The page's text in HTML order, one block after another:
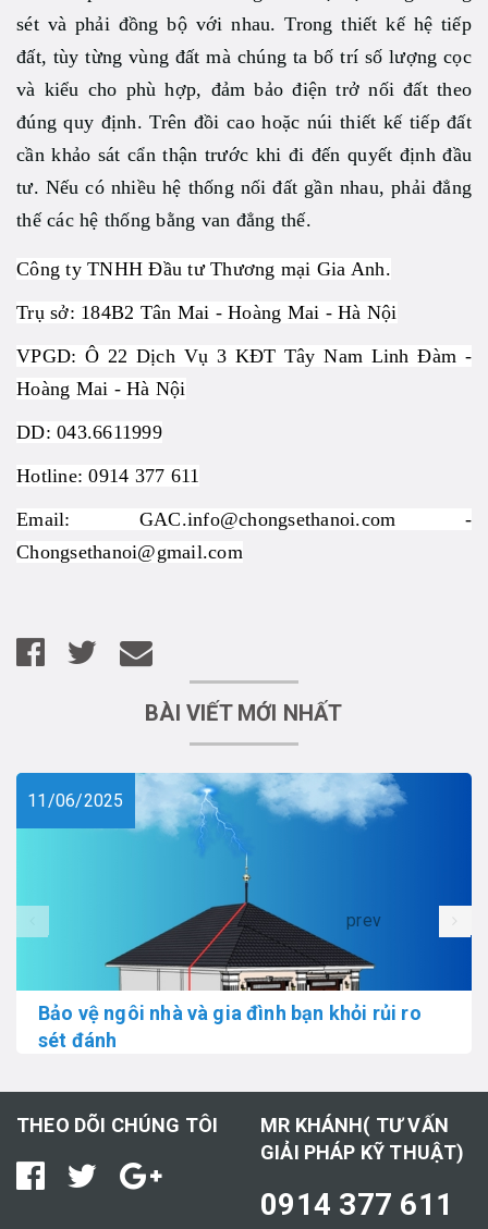
sét và phải đồng bộ với nhau. Trong thiết kế hệ tiếp
đất, tùy từng vùng đất mà chúng ta bố trí số lượng cọc
và kiểu cho phù hợp, đảm bảo điện trở nối đất theo
đúng quy định. Trên đồi cao hoặc núi thiết kế tiếp đất
cần khảo sát cẩn thận trước khi đi đến quyết định đầu
tư. Nếu có nhiều hệ thống nối đất gần nhau, phải đẳng
thế các hệ thống bằng van đẳng thế.
Công ty TNHH Đầu tư Thương mại Gia Anh.
Trụ sở: 184B2 Tân Mai - Hoàng Mai - Hà Nội
VPGD: Ô 22 Dịch Vụ 3 KĐT Tây Nam Linh Đàm -
Hoàng Mai - Hà Nội
DD: 043.6611999
Hotline: 0914 377 611
Email: GAC.info@chongsethanoi.com -
Chongsethanoi@gmail.com
BÀI VIẾT MỚI NHẤT
11/06/2025
Bảo vệ ngôi nhà và gia đình bạn khỏi rủi ro
sét đánh
prev
THEO DÕI CHÚNG TÔI
MR KHÁNH( TƯ VẤN
GIẢI PHÁP KỸ THUẬT)
0914 377 611